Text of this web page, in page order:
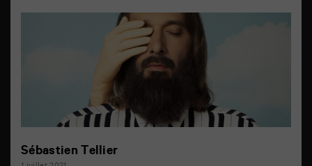
Sébastien Tellier